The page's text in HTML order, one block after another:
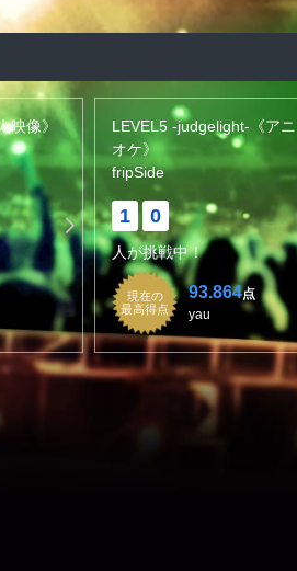
映像》
LEVEL5 -judgelight-《ア
オケ》
fripSide
1 0
人が挑戦中！
現在の
最高得点
93.864点
yau